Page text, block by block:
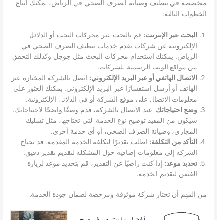
متخصصة في تنظيف وصيانة الصرف الصحي في الرياض، يمكنك اتباع
الخطوات التالية:
البحث عبر الإنترنت: قم بالبحث عبر محركات البحث أو الدلائل
الإلكترونية عن شركات تقدم خدمات تنظيف الصرف الصحي في
الرياض. يمكنك استخدام محركات البحث مثل جوجل وكذلك التحقق
من مواقع الويب الرسمية للشركات.
الاتصال الهاتفي أو عبر البريد الإلكتروني: اتصل بالشركة المختارة عبر
الهاتف أو أرسل استفسارًا عبر البريد الإلكتروني. يمكنك العثور على
معلومات الاتصال على موقع الشركة أو في الدلائل الإلكترونية.
وضح احتياجاتك: عند الاتصال بالشركة، قدم وصفًا واضحًا لاحتياجاتك.
سيكون من المفيد توضيح نوع الخدمة التي تحتاجها، مثل تسليك
المجاري، وصيانة الصرف الصحي، أو أي خدمة أخرى.
التأكد من التكلفة: اطلب تقديرًا لتكلفة الخدمة المقدمة. قد تحتاج
الشركة إلى معلومات إضافية حول المشكلة لتقديم تقدير دقيق.
تحديد موعد: إذا كنت راضيًا عن التقدير، قم بتحديد موعد لزيارة
الفنيين لتقديم الخدمة.
من المهم أن تختار شركة موثوقة ومرخصة لضمان جودة الخدمة.